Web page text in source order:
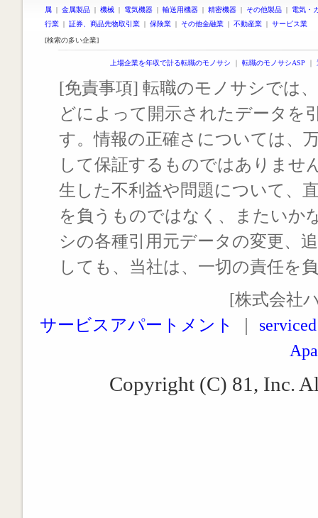
属 | 金属製品 | 機械 | 電気機器 | 輸送用機器 | 精密機器 | その他製品 | 電気・
行業 | 証券、商品先物取引業 | 保険業 | その他金融業 | 不動産業 | サービス業
[検索の多い企業]
上場企業を年収で計る転職のモノサシ ｜ 転職のモノサシASP ｜
[免責事項] 転職のモノサシでは
どによって開示されたデータを
す。情報の正確さについては、
して保証するものではありませ
生した不利益や問題について、
を負うものではなく、またいか
シの各種引用元データの変更、
しても、当社は、一切の責任を
[株式会社
サービスアパートメント
Copyright (C) 81, Inc.